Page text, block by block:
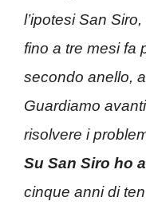
l’ipotesi San
fino a tre mesi fa
secondo anello,
Guardiamo
risolvere i
Su San Siro ho
cinque anni di